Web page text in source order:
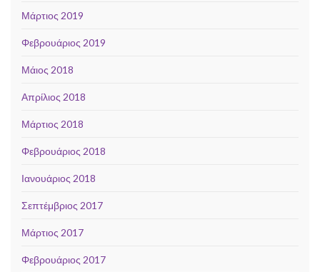
Μάρτιος 2019
Φεβρουάριος 2019
Μάιος 2018
Απρίλιος 2018
Μάρτιος 2018
Φεβρουάριος 2018
Ιανουάριος 2018
Σεπτέμβριος 2017
Μάρτιος 2017
Φεβρουάριος 2017